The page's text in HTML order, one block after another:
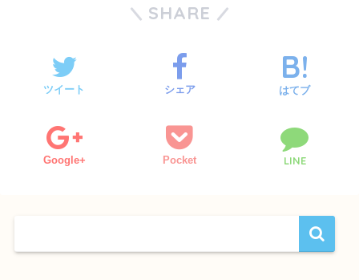
SHARE
ツイート シェア はてブ
Google+ Pocket LINE